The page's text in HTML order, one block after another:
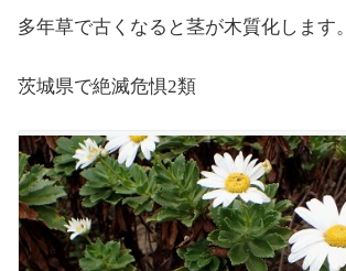
多年草で古くなると茎が木質化します。
茨城県で絶滅危惧2類